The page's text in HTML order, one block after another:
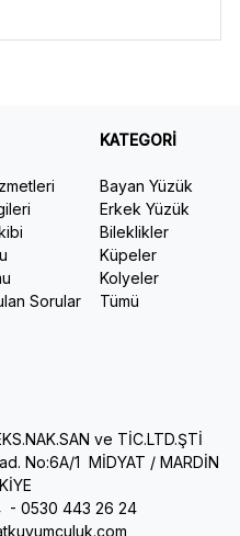
Sorular
KATEGORİ
Bayan Yüzük
Erkek Yüzük
Bileklikler
Küpeler
Kolyeler
Tümü
ve TİC.LTD.ŞTİ
No:6A/1 MİDYAT / MARDİN
- 0530 443 26 24